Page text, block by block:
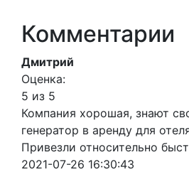
Комментарии
Дмитрий
Оценка:
5 из 5
Компания хорошая, знают
генератор в аренду для
Привезли относительно
2021-07-26 16:30:43